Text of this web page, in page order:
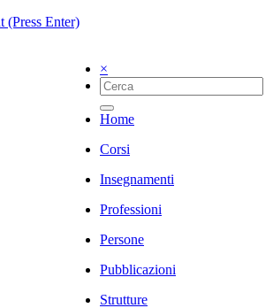
(Press Enter)
×
Home
Corsi
Insegnamenti
Professioni
Persone
Pubblicazioni
Strutture